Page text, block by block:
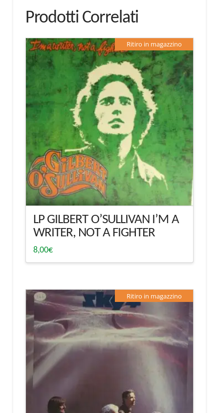
Prodotti Correlati
Ritiro in magazzino
LP GILBERT O’SULLIVAN I’M A
WRITER, NOT A FIGHTER
8,00€
Ritiro in magazzino